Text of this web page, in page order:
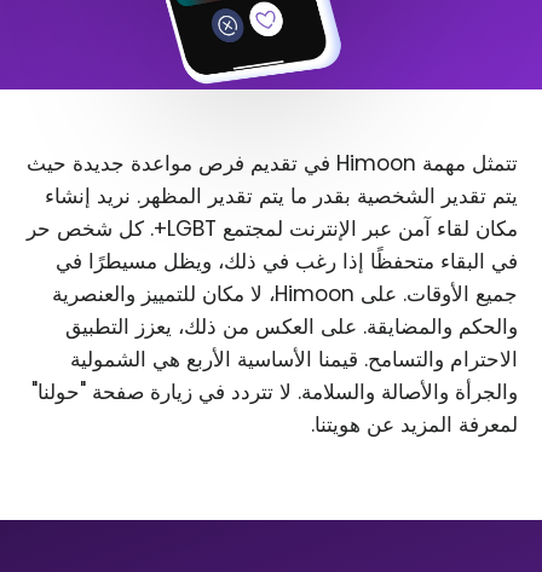
تتمثل مهمة Himoon في تقديم فرص مواعدة جديدة حيث
يتم تقدير الشخصية بقدر ما يتم تقدير المظهر. نريد إنشاء
مكان لقاء آمن عبر الإنترنت لمجتمع LGBT+. كل شخص حر
في البقاء متحفظًا إذا رغب في ذلك، ويظل مسيطرًا في
جميع الأوقات. على Himoon، لا مكان للتمييز والعنصرية
والحكم والمضايقة. على العكس من ذلك، يعزز التطبيق
الاحترام والتسامح. قيمنا الأساسية الأربع هي الشمولية
والجرأة والأصالة والسلامة. لا تتردد في زيارة صفحة "حولنا"
لمعرفة المزيد عن هويتنا.